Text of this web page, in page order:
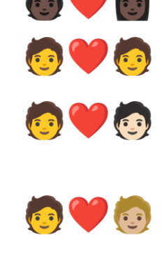
🧑‍❤️‍🧑
🧑‍❤️‍🧑🏻
🧑‍❤️‍🧑🏼